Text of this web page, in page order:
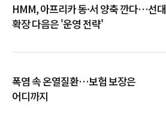
HMM, 아프리카 동·서 양축 깐다…선대
확장 다음은 '운영 전략'
폭염 속 온열질환…보험 보장은
어디까지